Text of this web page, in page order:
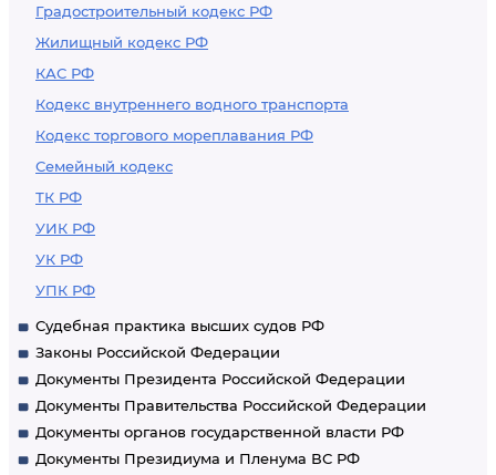
Градостроительный кодекс РФ
Жилищный кодекс РФ
КАС РФ
Кодекс внутреннего водного транспорта
Кодекс торгового мореплавания РФ
Семейный кодекс
ТК РФ
УИК РФ
УК РФ
УПК РФ
Судебная практика высших судов РФ
Законы Российской Федерации
Документы Президента Российской Федерации
Документы Правительства Российской Федерации
Документы органов государственной власти РФ
Документы Президиума и Пленума ВС РФ